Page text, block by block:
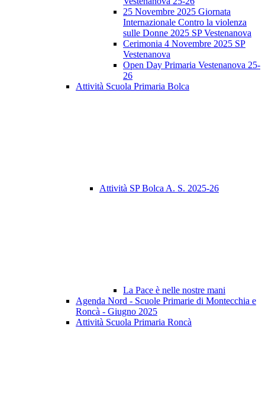
25 Novembre 2025 Giornata
Internazionale Contro la violenza
sulle Donne 2025 SP Vestenanova
Cerimonia 4 Novembre 2025 SP
Vestenanova
Open Day Primaria Vestenanova 25-
26
Attività Scuola Primaria Bolca
Attività SP Bolca A. S. 2025-26
La Pace è nelle nostre mani
Agenda Nord - Scuole Primarie di Montecchia e
Roncà - Giugno 2025
Attività Scuola Primaria Roncà